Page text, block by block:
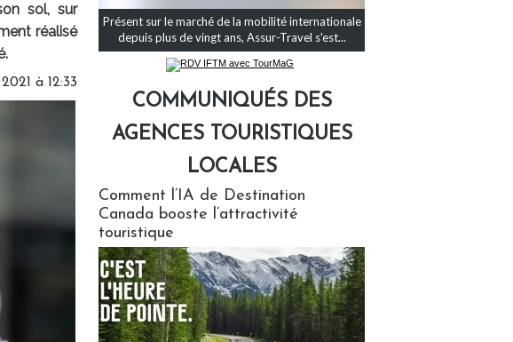
sol, sur
réalisé
à 12:33
Présent sur le marché de la mobilité internationale
depuis plus de vingt ans, Assur-Travel s'est...
COMMUNIQUÉS DES
AGENCES TOURISTIQUES
LOCALES
Comment l’IA de Destination
Canada booste l’attractivité
touristique